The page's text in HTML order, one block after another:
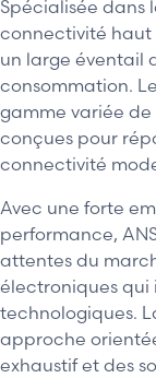
Spécialisée dans
connectivité haut
un large éventail
consommation.
gamme variée
conçues pour
connectivité
Avec une forte
performance,
attentes du
électroniques qui
technologiques.
approche
exhaustif et des